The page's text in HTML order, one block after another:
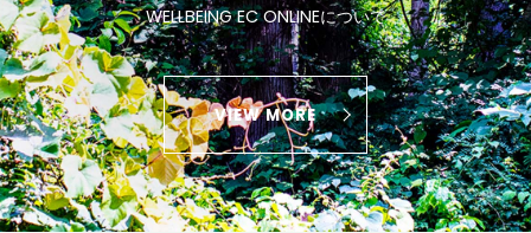
WELLBEING EC ONLINEについて
VIEW MORE